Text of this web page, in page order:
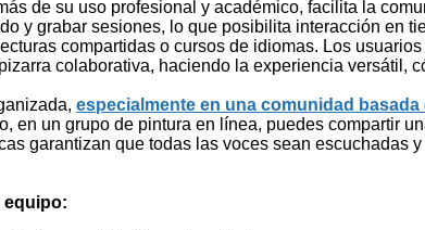
de su uso profesional y académico, facilita la
y grabar sesiones, lo que posibilita interacción en
compartidas o cursos de idiomas. Los
colaborativa, haciendo la experiencia versátil,
especialmente en una comunidad
en un grupo de pintura en línea, puedes compartir
garantizan que todas las voces sean escuchadas
equipo: